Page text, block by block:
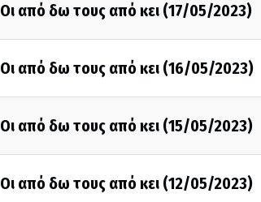
Οι από δω τους από κει (17/05/2023)
Οι από δω τους από κει (16/05/2023)
Οι από δω τους από κει (15/05/2023)
Οι από δω τους από κει (12/05/2023)